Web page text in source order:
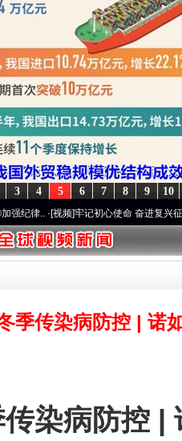
10
9
8
7
6
5
4
3
视频]牢记初心使命 奋进复兴征程丨“转折
季传染病防控 | 诺
病防控 |